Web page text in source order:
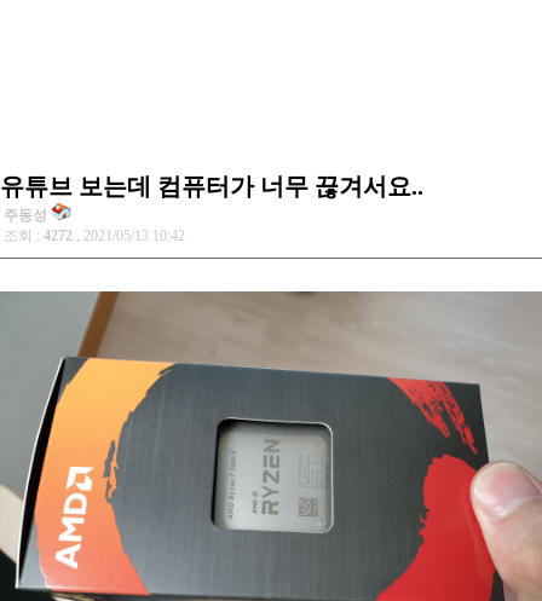
유튜브 보는데 컴퓨터가 너무 끊겨서요..
주동성
조회 : 4272 , 2021/05/13 10:42